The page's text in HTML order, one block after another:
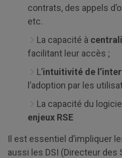
contrats, des appels
etc.
La capacité à
facilitant leur accès ;
L’intuitivité de
l’adoption par les
La capacité du
enjeux RSE
Il est essentiel d’impliquer
aussi les DSI (Directeur des